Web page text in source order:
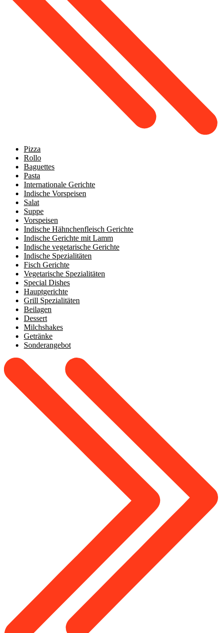
Pizza
Rollo
Baguettes
Pasta
Internationale Gerichte
Indische Vorspeisen
Salat
Suppe
Vorspeisen
Indische Hähnchenfleisch Gerichte
Indische Gerichte mit Lamm
Indische vegetarische Gerichte
Indische Spezialitäten
Fisch Gerichte
Vegetarische Spezialitäten
Special Dishes
Hauptgerichte
Grill Spezialitäten
Beilagen
Dessert
Milchshakes
Getränke
Sonderangebot